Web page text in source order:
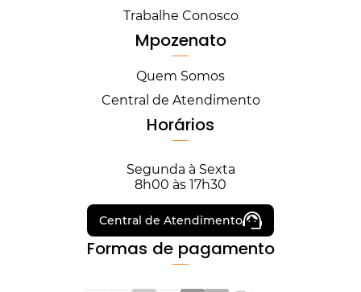
Trabalhe Conosco
Mpozenato
Quem Somos
Central de Atendimento
Horários
Segunda à Sexta
8h00 às 17h30
Central de Atendimento
Formas de pagamento